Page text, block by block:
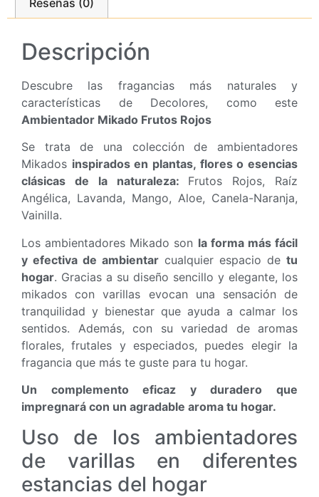
Reseñas (0)
Descripción
Descubre las fragancias más naturales y
características de Decolores, como este
Ambientador Mikado Frutos Rojos
Se trata de una colección de ambientadores
Mikados inspirados en plantas, flores o esencias
clásicas de la naturaleza: Frutos Rojos, Raíz
Angélica, Lavanda, Mango, Aloe, Canela-Naranja,
Vainilla.
Los ambientadores Mikado son la forma más fácil
y efectiva de ambientar cualquier espacio de tu
hogar. Gracias a su diseño sencillo y elegante, los
mikados con varillas evocan una sensación de
tranquilidad y bienestar que ayuda a calmar los
sentidos. Además, con su variedad de aromas
florales, frutales y especiados, puedes elegir la
fragancia que más te guste para tu hogar.
Un complemento eficaz y duradero que
impregnará con un agradable aroma tu hogar.
Uso de los ambientadores
de varillas en diferentes
estancias del hogar